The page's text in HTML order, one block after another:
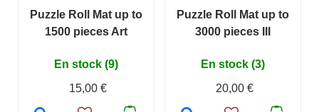
Puzzle Roll Mat up to
1500 pieces Art
En stock (9)
15,00 €
Puzzle Roll Mat up to
3000 pieces III
En stock (3)
20,00 €